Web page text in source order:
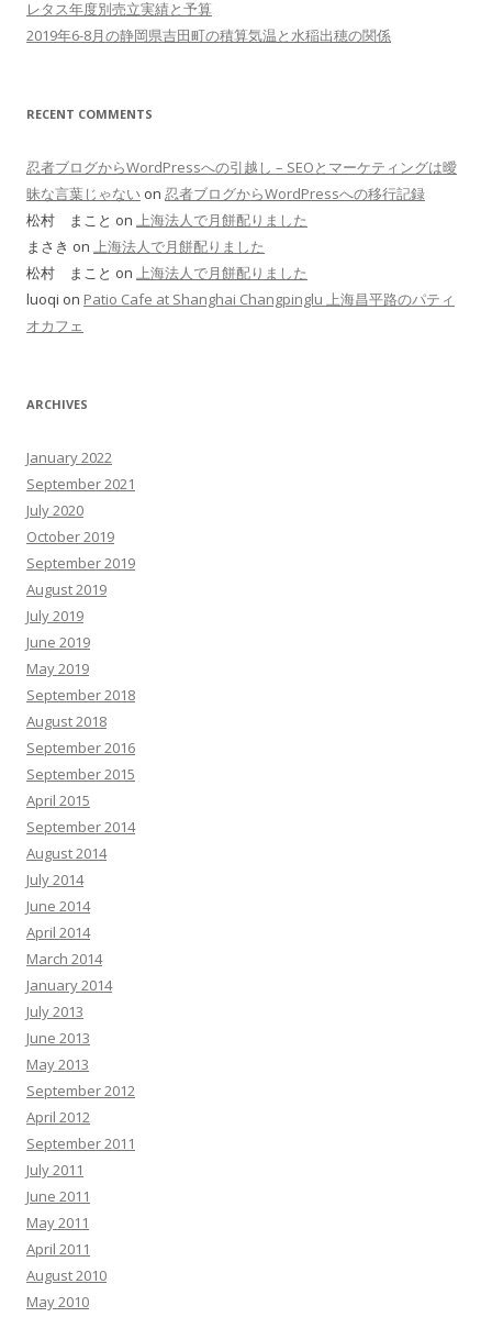
レタス年度別売立実績と予算
2019年6-8月の静岡県吉田町の積算気温と水稲出穂の関係
RECENT COMMENTS
忍者ブログからWordPressへの引越し – SEOとマーケティングは曖
昧な言葉じゃない on 忍者ブログからWordPressへの移行記録
松村 まこと on 上海法人で月餅配りました
まさき on 上海法人で月餅配りました
松村 まこと on 上海法人で月餅配りました
luoqi on Patio Cafe at Shanghai Changpinglu 上海昌平路のパティ
オカフェ
ARCHIVES
January 2022
September 2021
July 2020
October 2019
September 2019
August 2019
July 2019
June 2019
May 2019
September 2018
August 2018
September 2016
September 2015
April 2015
September 2014
August 2014
July 2014
June 2014
April 2014
March 2014
January 2014
July 2013
June 2013
May 2013
September 2012
April 2012
September 2011
July 2011
June 2011
May 2011
April 2011
August 2010
May 2010